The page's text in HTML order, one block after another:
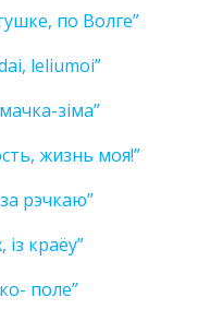
по Волге”
leliumoi”
зiма”
жизнь моя!”
рэчкаю”
iз краёу”
поле”